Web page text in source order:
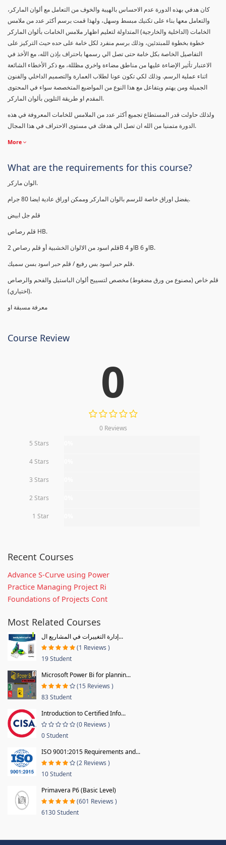
كان هدفي بهذه الدورة عدم الاحساس بالهيبة والخوف من التعامل مع ألوان الماركر،
والتعامل معها بناء على تكنيك مبسط وسهل، ولهذا قمت برسم أكثر عدد من ملامس
الخامات (الداخلية والخارجية) المتداولة لتعليم اظهار ملامس الخامات بألوان الماركر
خطوة بخطوة للمبتدئين، وذلك برسم منفرد لكل خامة على حده حيث التركيز على
التفاصيل الخاصة بكل خامة حتى تصل الي رسمها باحتراف بإذن الله، مع الأخذ في
الاعتبار تأثير الإضاءة عليها من مناطق مضاءة واخري مظللة، مع ذكر الأخطاء الشائعة
اثناء عملية الرسم. وذلك لكي تكون عونا لطلاب العمارة والتصميم الداخلي والفنون
الجميلة ومن يهتم ويتفاعل مع هذا النوع من المواضيع المتخصصة سواء في المحتوى
المقدم او طريقة التلوين بألوان الماركر.
ولذلك حاولت قدر المستطاع تجميع أكثر عدد من الملامس للخامات المعروفة في هذه
الدورة متمنيا من الله ان تصل الي هدفك في مستوى الاحتراف في هذا المجال.
More
What are the requirements for this course?
الوان ماركر.
يفضل اوراق خاصة للرسم بالوان الماركر وممكن اوراق عادية ايضا 80 جرام.
قلم جل ابيض
قلم رصاص HB.
قلم اسود من الالوان الخشبية أو قلم رصاص 2B او 4B او 6B.
قلم حبر اسود بس رفيع / قلم حبر اسود بسن سميك.
قلم خاص (مصنوع من ورق مضغوط) مخصص لتسييح ألوان الباستيل والفحم والرصاص
(اختياري).
معرفة مسبقة او
Course Review
0
0 Reviews
5 Stars
4 Stars
3 Stars
2 Stars
1 Star
Recent Courses
Advance S-Curve using Power
Practice Managing Project Ri
Foundations of Projects Cont
Most Related Courses
إدارة التغييرات في المشاريع ال...
(1 Reviews )
19 Student
Microsoft Power Bi for plannin...
(15 Reviews )
83 Student
Introduction to Certified Info...
(0 Reviews )
0 Student
ISO 9001:2015 Requirements and...
(2 Reviews )
10 Student
Primavera P6 (Basic Level)
(601 Reviews )
6130 Student